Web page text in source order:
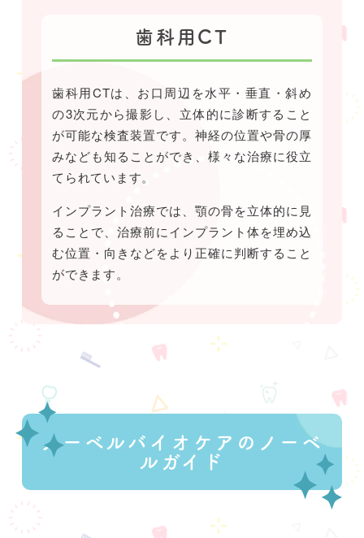
歯科用CT
歯科用CTは、お口周辺を水平・垂直・斜め
の3次元から撮影し、立体的に診断すること
が可能な検査装置です。神経の位置や骨の厚
みなども知ることができ、様々な治療に役立
てられています。
インプラント治療では、顎の骨を立体的に見
ることで、治療前にインプラント体を埋め込
む位置・向きなどをより正確に判断すること
ができます。
ノーベルバイオケアのノーベ
ルガイド